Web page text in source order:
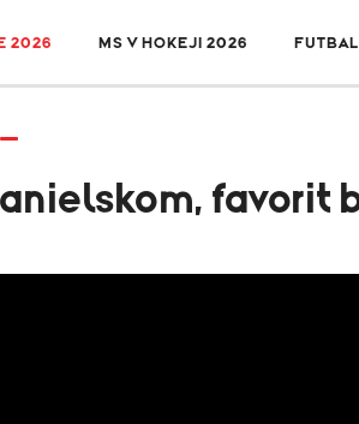
2026 MS V HOKEJI 2026 FUTBAL
favorit